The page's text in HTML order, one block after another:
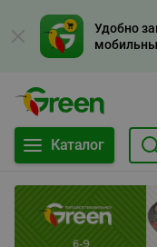
Удобно
Каталог